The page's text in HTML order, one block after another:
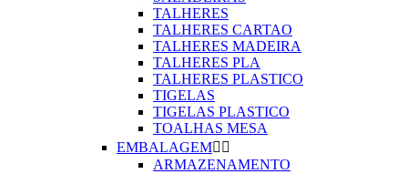
TALHERES
TALHERES CARTAO
TALHERES MADEIRA
TALHERES PLA
TALHERES PLASTICO
TIGELAS
TIGELAS PLASTICO
TOALHAS MESA
EMBALAGEM 
ARMAZENAMENTO